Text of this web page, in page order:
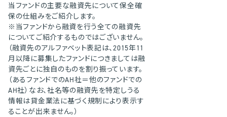
当ファンドの主要な融資先について保全確
保の仕組みをご紹介します。
※当ファンドから融資を行う全ての融資先
についてご紹介するものではございません。
（融資先のアルファベット表記は、2015年11
月以降に募集したファンドにつきましては融
資先ごとに独自のものを割り振っています。
（あるファンドでのAH社＝他のファンドでの
AH社）なお、社名等の融資先を特定しうる
情報は貸金業法に基づく規制により表示す
ることが出来ません。）